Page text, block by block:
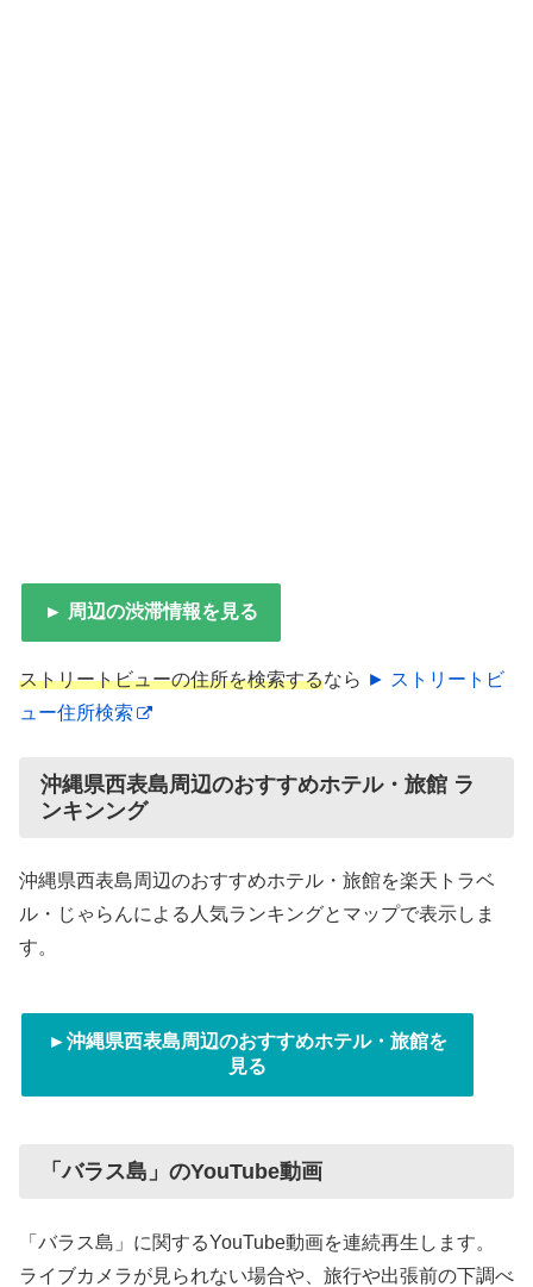
► 周辺の渋滞情報を見る
ストリートビューの住所を検索するなら ► ストリートビ
ュー住所検索
沖縄県西表島周辺のおすすめホテル・旅館 ラ
ンキンング
沖縄県西表島周辺のおすすめホテル・旅館を楽天トラベ
ル・じゃらんによる人気ランキングとマップで表示しま
す。
►沖縄県西表島周辺のおすすめホテル・旅館を
見る
「バラス島」のYouTube動画
「バラス島」に関するYouTube動画を連続再生します。
ライブカメラが見られない場合や、旅行や出張前の下調べ